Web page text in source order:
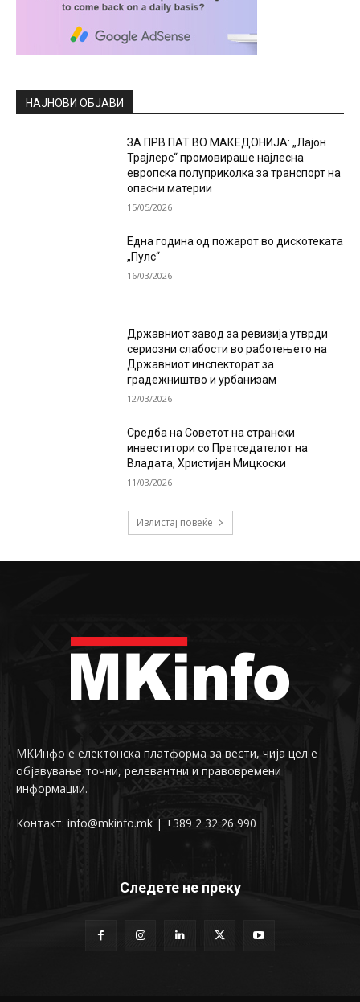
НАЈНОВИ ОБЈАВИ
ЗА ПРВ ПАТ ВО МАКЕДОНИЈА: „Лајон
Трајлерс“ промовираше најлесна
европска полуприколка за транспорт на
опасни материи
15/05/2026
Една година од пожарот во дискотеката
„Пулс“
16/03/2026
Државниот завод за ревизија утврди
сериозни слабости во работењето на
Државниот инспекторат за
градежништво и урбанизам
12/03/2026
Средба на Советот на странски
инвеститори со Претседателот на
Владата, Христијан Мицкоски
11/03/2026
Излистај повеќе
МКИнфо е електонска платформа за вести, чија цел е
објавување точни, релевантни и правовремени
информации.
Контакт: info@mkinfo.mk | +389 2 32 26 990
Следете не преку